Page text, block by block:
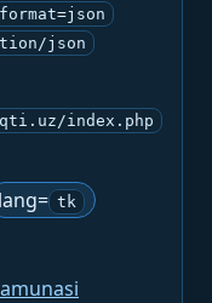
json
index.php
lang= tk